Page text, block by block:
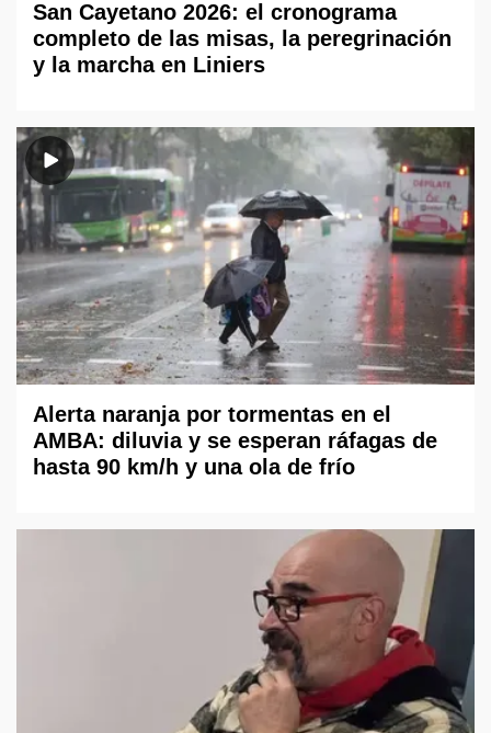
San Cayetano 2026: el cronograma
completo de las misas, la peregrinación
y la marcha en Liniers
Alerta naranja por tormentas en el
AMBA: diluvia y se esperan ráfagas de
hasta 90 km/h y una ola de frío